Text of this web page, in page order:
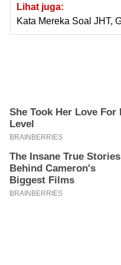
Lihat juga:
Kata Mereka Soal JHT,